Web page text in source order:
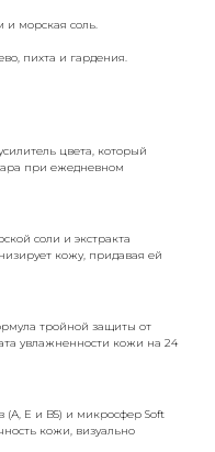
морская соль.
пихта и гардения.
цвета, который
при ежедневном
соли и экстракта
кожу, придавая ей
тройной защиты от
увлажненности кожи на 24
(А, Е и В5) и микросфер Soft
кожи, визуально